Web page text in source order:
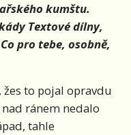
kumštu.
Textové dílny,
pro tebe, osobně,
žes to pojal opravdu
ránem nedalo
tahle